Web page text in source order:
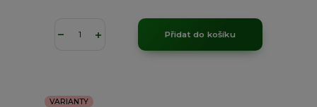
Přidat do košíku
VARIANTY